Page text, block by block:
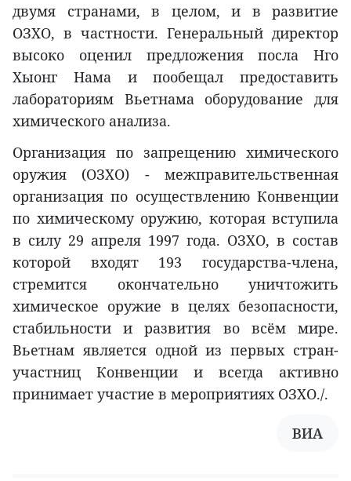
двумя странами, в целом, и в развитие
ОЗХО, в частности. Генеральный директор
высоко оценил предложения посла Нго
Хыонг Нама и пообещал предоставить
лабораториям Вьетнама оборудование для
химического анализа.
Организация по запрещению химического
оружия (ОЗХО) - межправительственная
организация по осуществлению Конвенции
по химическому оружию, которая вступила
в силу 29 апреля 1997 года. ОЗХО, в состав
которой входят 193 государства-члена,
стремится окончательно уничтожить
химическое оружие в целях безопасности,
стабильности и развития во всём мире.
Вьетнам является одной из первых стран-
участниц Конвенции и всегда активно
принимает участие в мероприятиях ОЗХО./.
ВИА